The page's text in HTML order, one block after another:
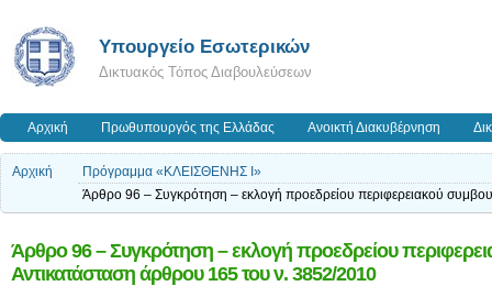
Υπουργείο Εσωτερικών
Δικτυακός Τόπος Διαβουλεύσεων
Αρχική Πρωθυπουργός της Ελλάδας Ανοικτή Διακυβέρνηση
Αρχική
Πρόγραμμα «ΚΛΕΙΣΘΕΝΗΣ Ι»
Άρθρο 96 – Συγκρότηση – εκλογή προεδρείου περιφερειακού
Άρθρο 96 – Συγκρότηση – εκλογή προεδρείου
Αντικατάσταση άρθρου 165 του ν. 3852/2010